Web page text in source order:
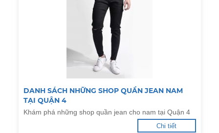
DANH SÁCH NHỮNG SHOP QUẦN JEAN NAM
TẠI QUẬN 4
Khám phá những shop quần jean cho nam tại Quận 4
Chi tiết